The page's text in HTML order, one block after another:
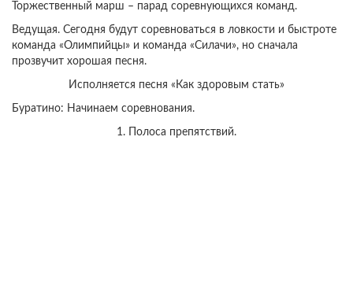
Торжественный марш – парад соревнующихся команд.
Ведущая. Сегодня будут соревноваться в ловкости и быстроте
команда «Олимпийцы» и команда «Силачи», но сначала
прозвучит хорошая песня.
Исполняется песня «Как здоровым стать»
Буратино: Начинаем соревнования.
1. Полоса препятствий.